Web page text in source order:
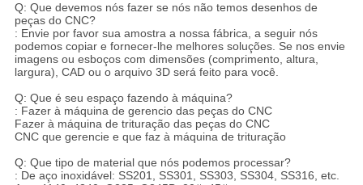
Q: Que devemos nós fazer se nós não temos desenhos de
peças do CNC?
: Envie por favor sua amostra a nossa fábrica, a seguir nós
podemos copiar e fornecer-lhe melhores soluções. Se nos envie
imagens ou esboços com dimensões (comprimento, altura,
largura), CAD ou o arquivo 3D será feito para você.
Q: Que é seu espaço fazendo à máquina?
: Fazer à máquina de gerencio das peças do CNC
Fazer à máquina de trituração das peças do CNC
CNC que gerencie e que faz à máquina de trituração
Q: Que tipo de material que nós podemos processar?
: De aço inoxidável: SS201, SS301, SS303, SS304, SS316, etc.